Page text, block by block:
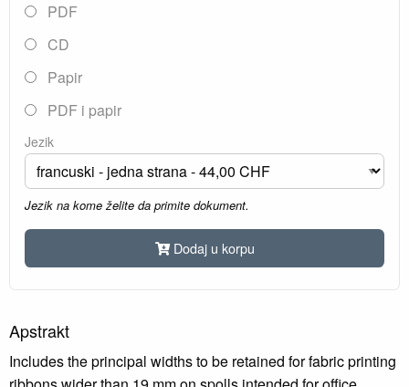
PDF
CD
Papir
PDF i papir
Jezik
Jezik na kome želite da primite dokument.
Dodaj u korpu
Apstrakt
Includes the principal widths to be retained for fabric printing